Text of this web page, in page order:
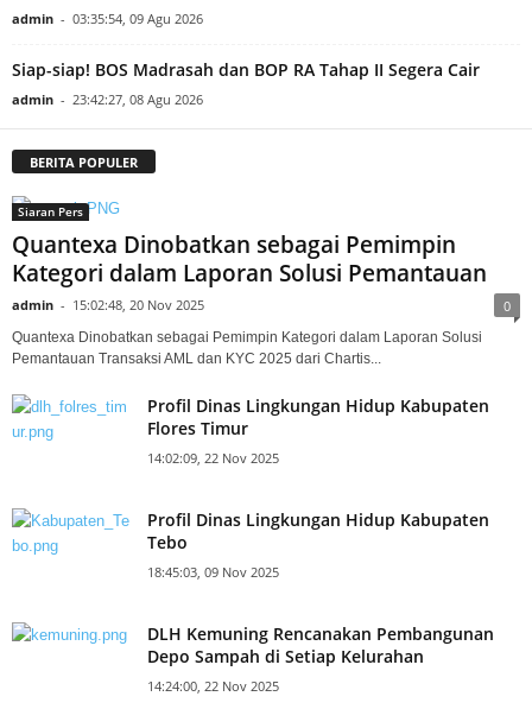
admin - 03:35:54, 09 Agu 2026
Siap-siap! BOS Madrasah dan BOP RA Tahap II Segera Cair
admin - 23:42:27, 08 Agu 2026
BERITA POPULER
Siaran Pers
Quantexa Dinobatkan sebagai Pemimpin
Kategori dalam Laporan Solusi Pemantauan
admin - 15:02:48, 20 Nov 2025 0
Quantexa Dinobatkan sebagai Pemimpin Kategori dalam Laporan Solusi
Pemantauan Transaksi AML dan KYC 2025 dari Chartis...
Profil Dinas Lingkungan Hidup Kabupaten
Flores Timur
14:02:09, 22 Nov 2025
Profil Dinas Lingkungan Hidup Kabupaten
Tebo
18:45:03, 09 Nov 2025
DLH Kemuning Rencanakan Pembangunan
Depo Sampah di Setiap Kelurahan
14:24:00, 22 Nov 2025